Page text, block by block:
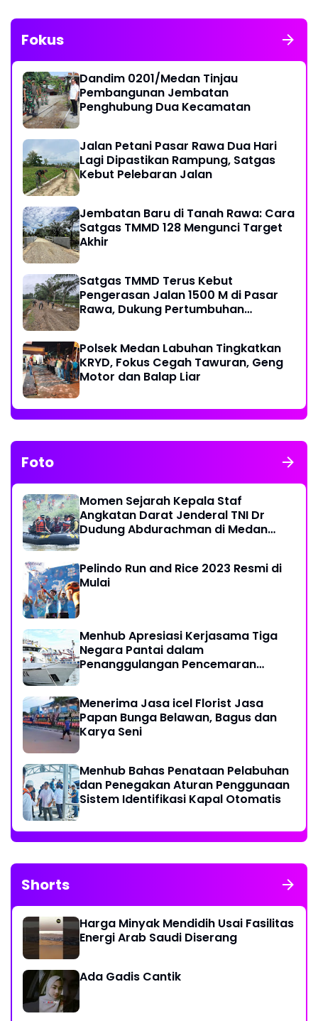
Fokus
Dandim 0201/Medan Tinjau
Pembangunan Jembatan
Penghubung Dua Kecamatan
Jalan Petani Pasar Rawa Dua Hari
Lagi Dipastikan Rampung, Satgas
Kebut Pelebaran Jalan
Jembatan Baru di Tanah Rawa: Cara
Satgas TMMD 128 Mengunci Target
Akhir
Satgas TMMD Terus Kebut
Pengerasan Jalan 1500 M di Pasar
Rawa, Dukung Pertumbuhan
Polsek Medan Labuhan Tingkatkan
KRYD, Fokus Cegah Tawuran, Geng
Motor dan Balap Liar
Foto
Momen Sejarah Kepala Staf
Angkatan Darat Jenderal TNI Dr
Dudung Abdurachman di Medan
Pelindo Run and Rice 2023 Resmi di
Mulai
Menhub Apresiasi Kerjasama Tiga
Negara Pantai dalam
Penanggulangan Pencemaran
Menerima Jasa icel Florist Jasa
Papan Bunga Belawan, Bagus dan
Karya Seni
Menhub Bahas Penataan Pelabuhan
dan Penegakan Aturan Penggunaan
Sistem Identifikasi Kapal Otomatis
Shorts
Harga Minyak Mendidih Usai Fasilitas
Energi Arab Saudi Diserang
Ada Gadis Cantik